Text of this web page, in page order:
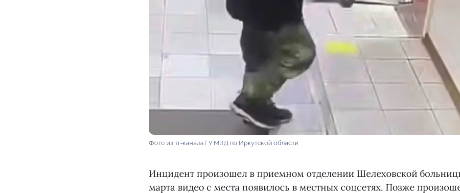
Фото из тг-канала ГУ МВД по Иркутской области
Инцидент произошел в приемном отделении Шелеховской
марта видео с места появилось в местных соцсетях. Позже